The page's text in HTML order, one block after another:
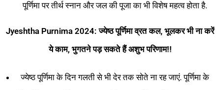
पूर्णिमा पर तीर्थ स्नान और जल की पूजा का भी विशेष महत्व होता है.
Jyeshtha Purnima 2024: ज्येष्ठपूर्णिमाव्रतकल, भूलकरभीनाकरें
येकाम, भुगतनेपड़सकतेहैंअशुभपरिणाम!!
ज्येष्ठ पूर्णिमा के दिन गलती से भी देर तक सोते ना रह जाएं. पूर्णिमा के